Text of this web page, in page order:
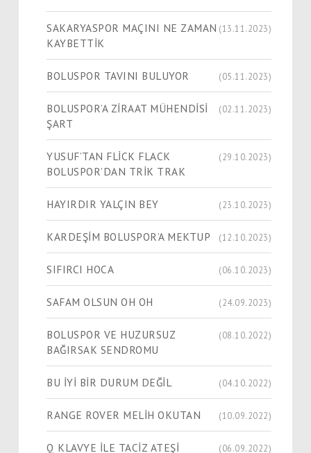
SAKARYASPOR MAÇINI NE ZAMAN
KAYBETTİK
(13.11.2023)
BOLUSPOR TAVINI BULUYOR (05.11.2023)
BOLUSPOR’A ZİRAAT MÜHENDİSİ
ŞART
(02.11.2023)
YUSUF’TAN FLİCK FLACK
BOLUSPOR’DAN TRİK TRAK
(29.10.2023)
HAYIRDIR YALÇIN BEY (23.10.2023)
KARDEŞİM BOLUSPOR’A MEKTUP (12.10.2023)
SIFIRCI HOCA (06.10.2023)
SAFAM OLSUN OH OH (24.09.2023)
BOLUSPOR VE HUZURSUZ
BAĞIRSAK SENDROMU
(08.10.2022)
BU İYİ BİR DURUM DEĞİL (04.10.2022)
RANGE ROVER MELİH OKUTAN (10.09.2022)
Q KLAVYE İLE TACİZ ATEŞİ (06.09.2022)